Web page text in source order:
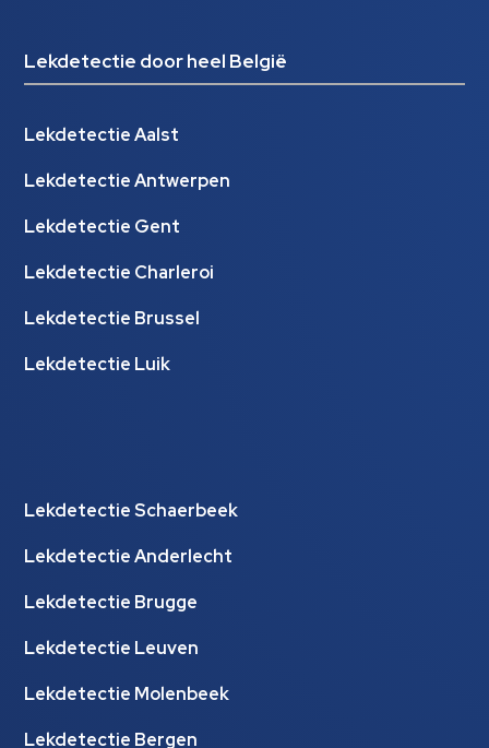
Lekdetectie door heel België
Lekdetectie Aalst
Lekdetectie Antwerpen
Lekdetectie Gent
Lekdetectie Charleroi
Lekdetectie Brussel
Lekdetectie Luik
Lekdetectie Schaerbeek
Lekdetectie Anderlecht
Lekdetectie Brugge
Lekdetectie Leuven
Lekdetectie Molenbeek
Lekdetectie Bergen